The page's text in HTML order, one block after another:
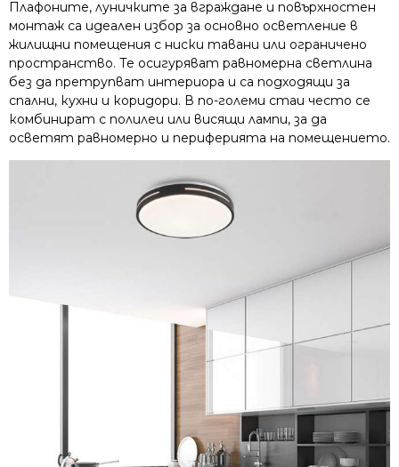
Плафоните, луничките за вграждане и повърхностен
монтаж са идеален избор за основно осветление в
жилищни помещения с ниски тавани или ограничено
пространство. Те осигуряват равномерна светлина
без да претрупват интериора и са подходящи за
спални, кухни и коридори. В по-големи стаи често се
комбинират с полилеи или висящи лампи, за да
осветят равномерно и периферията на помещението.